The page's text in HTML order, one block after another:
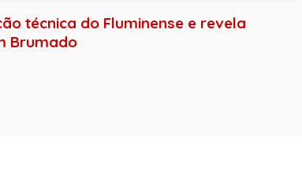
técnica do Fluminense e revela
Brumado